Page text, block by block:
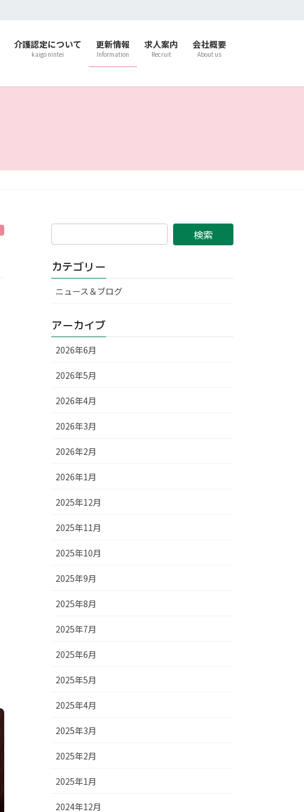
介護認定について
kaigo nintei
更新情報
Information
求人案内
Recruit
会社概要
About us
カテゴリー
ニュース＆ブログ
アーカイブ
2026年6月
2026年5月
2026年4月
2026年3月
2026年2月
2026年1月
2025年12月
2025年11月
2025年10月
2025年9月
2025年8月
2025年7月
2025年6月
2025年5月
2025年4月
2025年3月
2025年2月
2025年1月
2024年12月